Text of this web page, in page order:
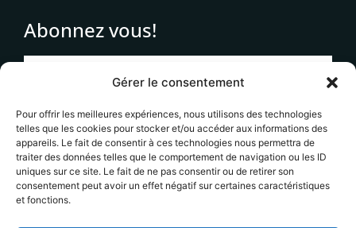
Gérer le consentement
Pour offrir les meilleures expériences, nous utilisons des technologies
telles que les cookies pour stocker et/ou accéder aux informations des
appareils. Le fait de consentir à ces technologies nous permettra de
traiter des données telles que le comportement de navigation ou les ID
uniques sur ce site. Le fait de ne pas consentir ou de retirer son
consentement peut avoir un effet négatif sur certaines caractéristiques
et fonctions.
Abonnez vous!
S'abonner
Votre adresse email ne sera jamais transmises à des
tiers et vous recevrez uniquement des informations en
lien avec le contenu éditorial du site. Vous pouvez